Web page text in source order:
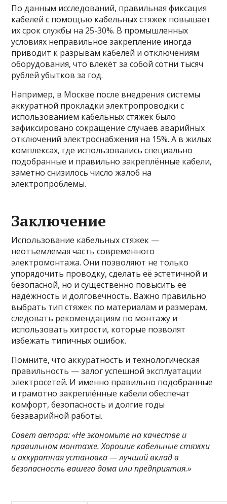
По данным исследований, правильная фиксация
кабелей с помощью кабельных стяжек повышает
их срок службы на 25-30%. В промышленных
условиях неправильное закрепление иногда
приводит к разрывам кабелей и отключениям
оборудования, что влекёт за собой сотни тысяч
рублей убытков за год.
Например, в Москве после внедрения системы
аккуратной прокладки электропроводки с
использованием кабельных стяжек было
зафиксировано сокращение случаев аварийных
отключений электроснабжения на 15%. А в жилых
комплексах, где использовались специально
подобранные и правильно закреплённые кабели,
заметно снизилось число жалоб на
электропроблемы.
Заключение
Использование кабельных стяжек —
неотъемлемая часть современного
электромонтажа. Они позволяют не только
упорядочить проводку, сделать её эстетичной и
безопасной, но и существенно повысить её
надёжность и долговечность. Важно правильно
выбрать тип стяжек по материалам и размерам,
следовать рекомендациям по монтажу и
использовать хитрости, которые позволят
избежать типичных ошибок.
Помните, что аккуратность и технологическая
правильность — залог успешной эксплуатации
электросетей. И именно правильно подобранные
и грамотно закреплённые кабели обеспечат
комфорт, безопасность и долгие годы
безаварийной работы.
Совет автора: «Не экономьте на качестве и
правильном монтаже. Хорошие кабельные стяжки
и аккуратная установка — лучший вклад в
безопасность вашего дома или предприятия.»